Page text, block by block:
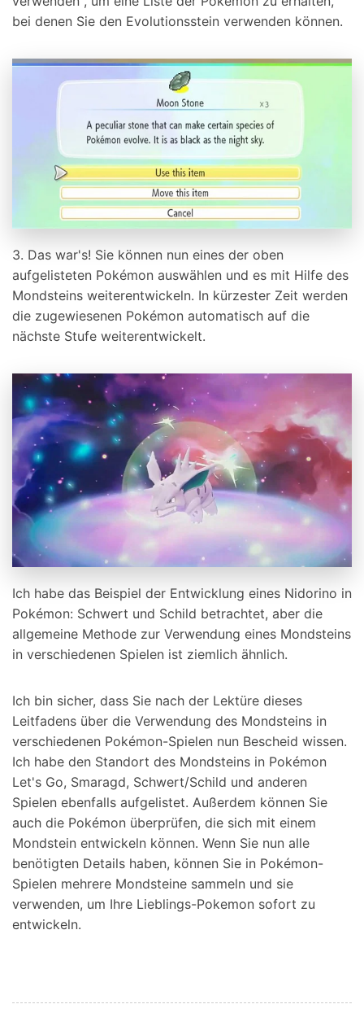
bei denen Sie den Evolutionsstein verwenden können.
3. Das war's! Sie können nun eines der oben
aufgelisteten Pokémon auswählen und es mit Hilfe des
Mondsteins weiterentwickeln. In kürzester Zeit werden
die zugewiesenen Pokémon automatisch auf die
nächste Stufe weiterentwickelt.
Ich habe das Beispiel der Entwicklung eines Nidorino in
Pokémon: Schwert und Schild betrachtet, aber die
allgemeine Methode zur Verwendung eines Mondsteins
in verschiedenen Spielen ist ziemlich ähnlich.
Ich bin sicher, dass Sie nach der Lektüre dieses
Leitfadens über die Verwendung des Mondsteins in
verschiedenen Pokémon-Spielen nun Bescheid wissen.
Ich habe den Standort des Mondsteins in Pokémon
Let's Go, Smaragd, Schwert/Schild und anderen
Spielen ebenfalls aufgelistet. Außerdem können Sie
auch die Pokémon überprüfen, die sich mit einem
Mondstein entwickeln können. Wenn Sie nun alle
benötigten Details haben, können Sie in Pokémon-
Spielen mehrere Mondsteine sammeln und sie
verwenden, um Ihre Lieblings-Pokemon sofort zu
entwickeln.